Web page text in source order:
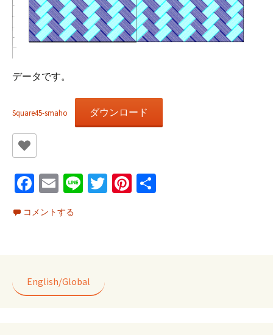
データです。
Square45-smaho ダウンロード
Fa
ce
b
k
E
m
ai
Li T
Pi
コメントする
English/Global